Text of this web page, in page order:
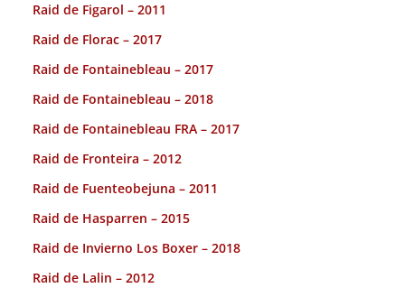
Raid de Figarol – 2011
Raid de Florac – 2017
Raid de Fontainebleau – 2017
Raid de Fontainebleau – 2018
Raid de Fontainebleau FRA – 2017
Raid de Fronteira – 2012
Raid de Fuenteobejuna – 2011
Raid de Hasparren – 2015
Raid de Invierno Los Boxer – 2018
Raid de Lalin – 2012